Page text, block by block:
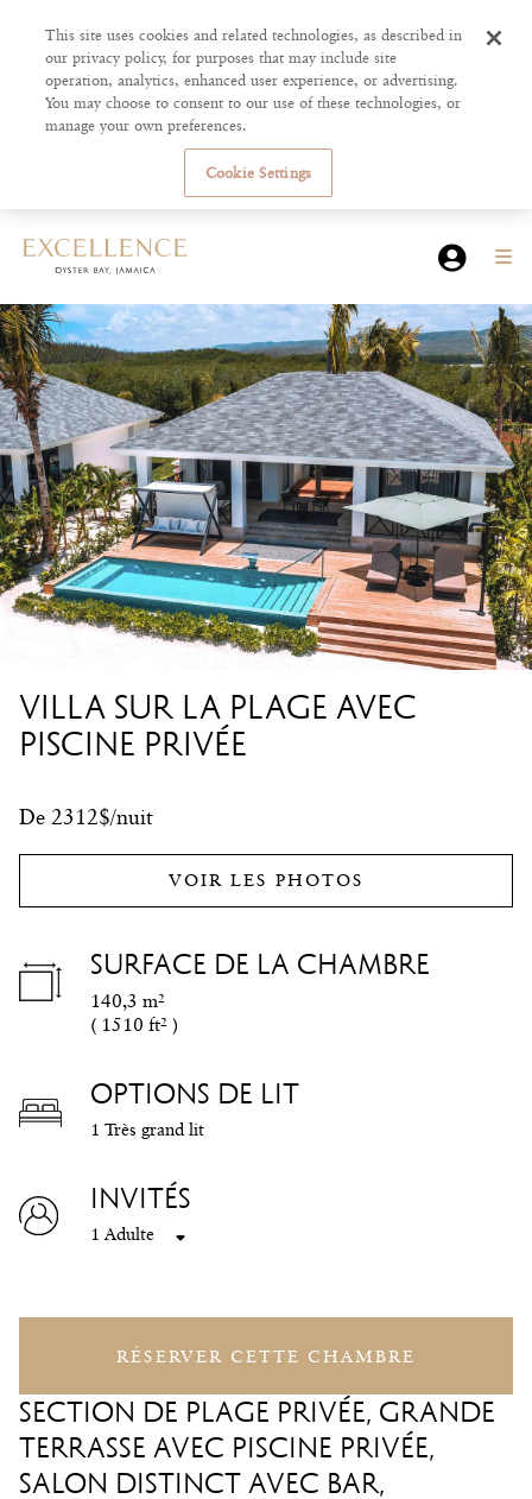
VILLA SUR LA PLAGE AVEC
PISCINE PRIVÉE
De 2312$/nuit
VOIR LES PHOTOS
SURFACE DE LA CHAMBRE
140,3 m²
( 1510 ft² )
OPTIONS DE LIT
1 Très grand lit
INVITÉS
1 Adulte
RÉSERVER CETTE CHAMBRE
SECTION DE PLAGE PRIVÉE, GRANDE
TERRASSE AVEC PISCINE PRIVÉE,
SALON DISTINCT AVEC BAR,
This site uses cookies and related technologies, as described in
our privacy policy, for purposes that may include site
operation, analytics, enhanced user experience, or advertising.
You may choose to consent to our use of these technologies, or
manage your own preferences.
Cookie Settings